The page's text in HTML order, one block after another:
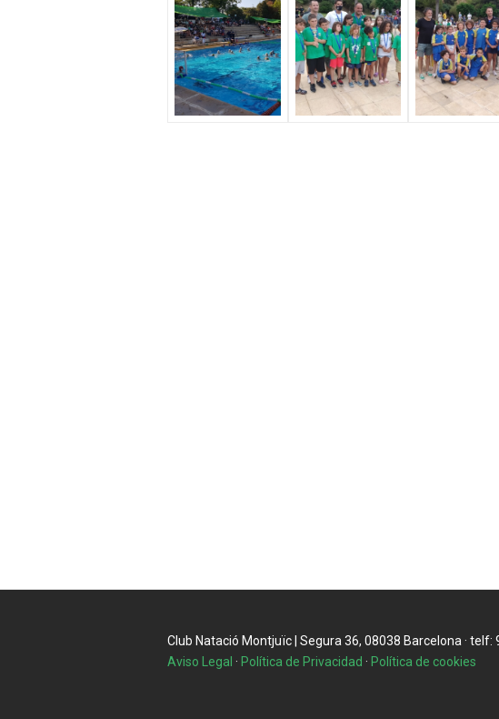
Club Natació Montjuïc | Segura 36, 08038 Barcelona · telf:
Aviso Legal ·Política de Privacidad ·Política de cookies